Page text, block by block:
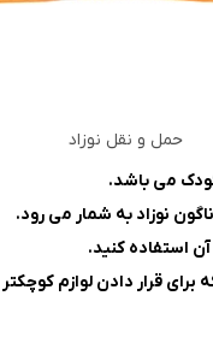
حمل و نقل نوزاد
می‌ باشد.
استفاده کنید.
دادن لوازم کوچکتر